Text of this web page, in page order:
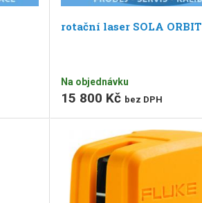
rotační laser SOLA ORBIT
Na objednávku
15 800 Kč bez DPH